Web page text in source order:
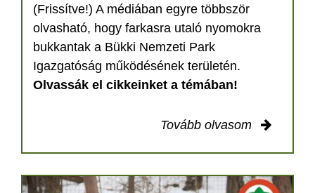
(Frissítve!) A médiában egyre többször
olvasható, hogy farkasra utaló nyomokra
bukkantak a Bükki Nemzeti Park
Igazgatóság működésének területén.
Olvassák el cikkeinket a témában!
Tovább olvasom